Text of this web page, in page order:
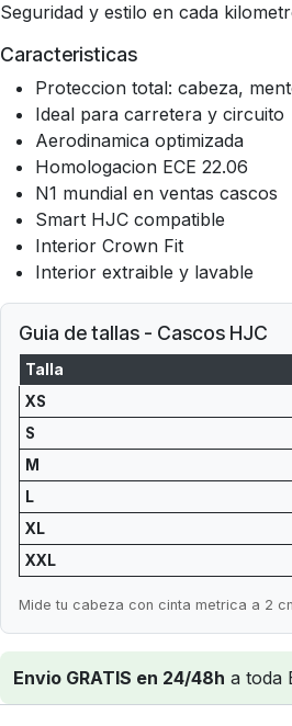
Seguridad y estilo en cada
Caracteristicas
Proteccion total: cabeza,
Ideal para carretera y circuito
Aerodinamica optimizada
Homologacion ECE 22.06
N1 mundial en ventas cascos
Smart HJC compatible
Interior Crown Fit
Interior extraible y lavable
Guia de tallas - Cascos HJC
Talla
XS
S
M
L
XL
XXL
Mide tu cabeza con cinta metrica a 2
Envio GRATIS en 24/48h a toda